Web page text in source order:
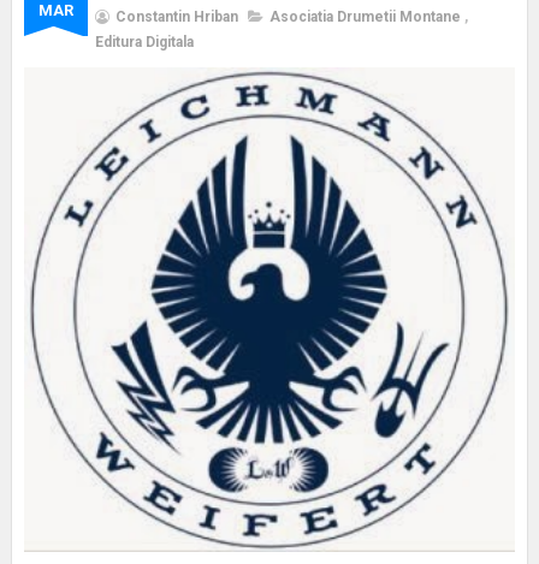
MAR Constantin Hriban Asociatia Drumetii Montane ,
Editura Digitala